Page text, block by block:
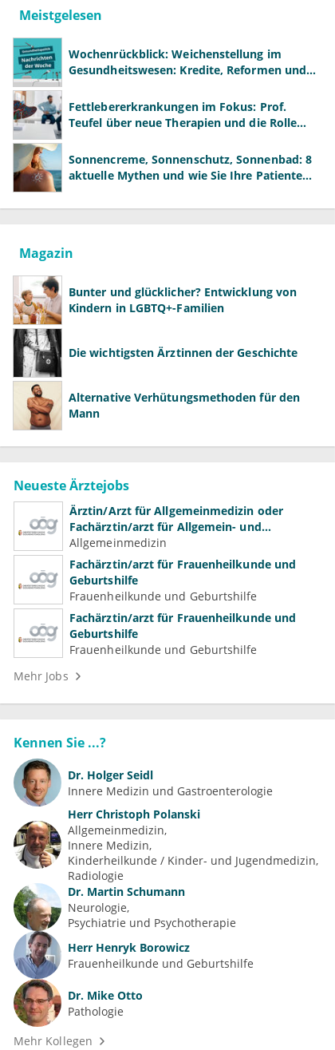
Meistgelesen
Wochenrückblick: Weichenstellung im
Gesundheitswesen: Kredite, Reformen und
Fettlebererkrankungen im Fokus: Prof.
Teufel über neue Therapien und die Rolle
Sonnencreme, Sonnenschutz, Sonnenbad: 8
aktuelle Mythen und wie Sie Ihre Patienten
Magazin
Bunter und glücklicher? Entwicklung von
Kindern in LGBTQ+-Familien
Die wichtigsten Ärztinnen der Geschichte
Alternative Verhütungsmethoden für den
Mann
Neueste Ärztejobs
Ärztin/Arzt für Allgemeinmedizin oder
Fachärztin/arzt für Allgemein- und
Familienmedizin für Psychiatrie und
Psychotherapeutische Medizin
Allgemeinmedizin
Fachärztin/arzt für Frauenheilkunde und
Geburtshilfe
Frauenheilkunde und Geburtshilfe
Fachärztin/arzt für Frauenheilkunde und
Geburtshilfe
Frauenheilkunde und Geburtshilfe
Mehr Jobs
Kennen Sie ...?
Dr. Holger Seidl
Innere Medizin und Gastroenterologie
Herr Christoph Polanski
Allgemeinmedizin
Innere Medizin
Kinderheilkunde / Kinder- und Jugendmedizin
Radiologie
Dr. Martin Schumann
Neurologie
Psychiatrie und Psychotherapie
Herr Henryk Borowicz
Frauenheilkunde und Geburtshilfe
Dr. Mike Otto
Pathologie
Mehr Kollegen